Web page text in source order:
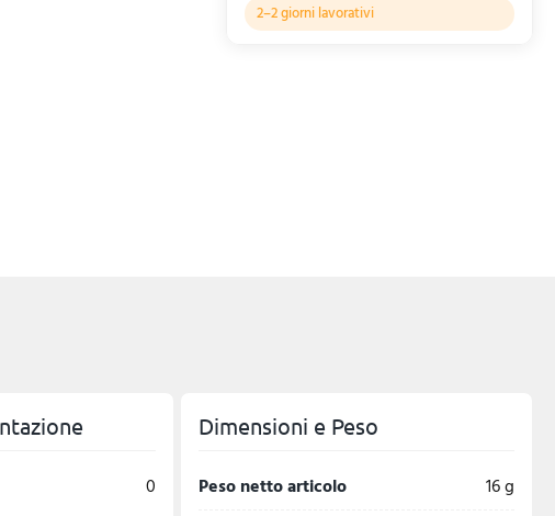
2–2 giorni lavorativi
0
Dimensioni e Peso
Peso netto articolo
16 g